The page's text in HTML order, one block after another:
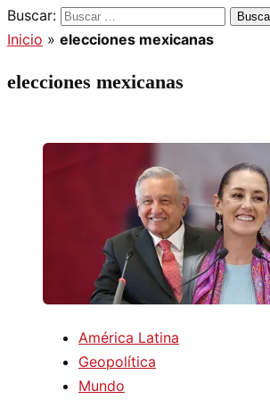
Buscar:
Inicio » elecciones mexicanas
elecciones mexicanas
América Latina
Geopolítica
Mundo